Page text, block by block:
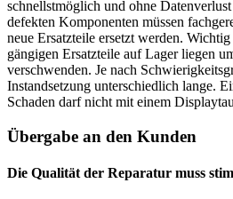
schnellstmöglich und ohne
defekten Komponenten müssen
neue Ersatzteile ersetzt werden.
gängigen Ersatzteile auf Lager liegen
verschwenden. Je nach
Instandsetzung unterschiedlich lange.
Schaden darf nicht mit einem
Übergabe an den Kunden
Die Qualität der Reparatur muss